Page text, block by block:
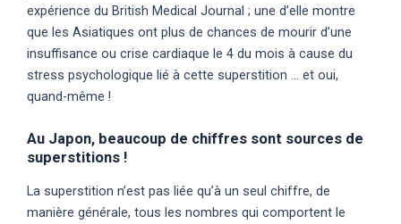
expérience du British Medical Journal ; une d’elle montre
que les Asiatiques ont plus de chances de mourir d’une
insuffisance ou crise cardiaque le 4 du mois à cause du
stress psychologique lié à cette superstition … et oui,
quand-même !
Au Japon, beaucoup de chiffres sont sources de
superstitions !
La superstition n’est pas liée qu’à un seul chiffre, de
manière générale, tous les nombres qui comportent le